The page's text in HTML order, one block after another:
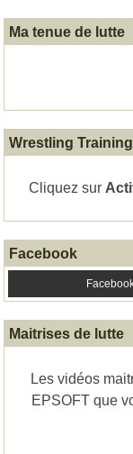
Ma tenue de lutte
Wrestling Training
Cliquez sur
Facebook
Maitrises de lutte
Les vidéos
EPSOFT que